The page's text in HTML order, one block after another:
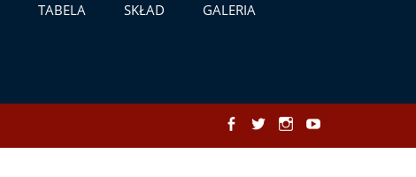
TABELA SKŁAD GALERIA